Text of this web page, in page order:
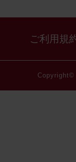
ご利用規